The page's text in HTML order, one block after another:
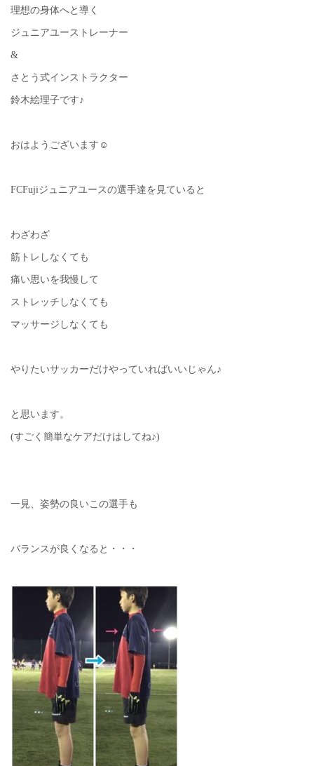
理想の身体へと導く
ジュニアユーストレーナー
&
さとう式インストラクター
鈴木絵理子です♪
おはようございます☺︎
FCFujiジュニアユースの選手達を見ていると
わざわざ
筋トレしなくても
痛い思いを我慢して
ストレッチしなくても
マッサージしなくても
やりたいサッカーだけやっていればいいじゃん♪
と思います。
(すごく簡単なケアだけはしてね♪)
一見、姿勢の良いこの選手も
バランスが良くなると・・・